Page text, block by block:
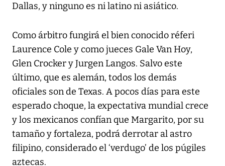
Dallas, y ninguno es ni latino ni asiático.
Como árbitro fungirá el bien conocido réferi
Laurence Cole y como jueces Gale Van Hoy,
Glen Crocker y Jurgen Langos. Salvo este
último, que es alemán, todos los demás
oficiales son de Texas. A pocos días para este
esperado choque, la expectativa mundial crece
y los mexicanos confían que Margarito, por su
tamaño y fortaleza, podrá derrotar al astro
filipino, considerado el ‘verdugo’ de los púgiles
aztecas.